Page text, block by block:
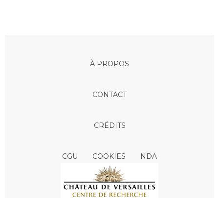
À PROPOS
CONTACT
CRÉDITS
CGU COOKIES NDA